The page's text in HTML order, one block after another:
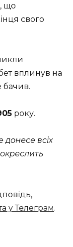
що
свого
вплинув на
бачив.
року.
всіх
у Телеграм.